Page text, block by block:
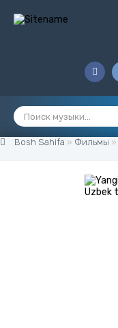
Bosh Sahifa » Фильмы »